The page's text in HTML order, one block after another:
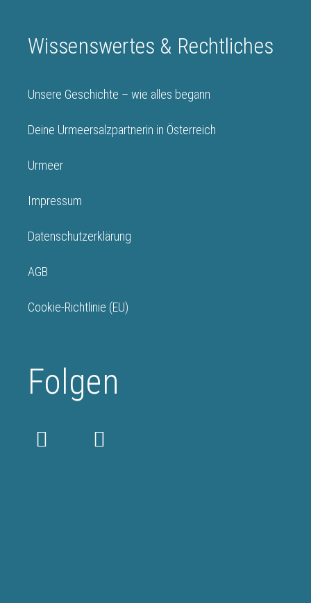
Wissenswertes & Rechtliches
Unsere Geschichte – wie alles begann
Deine Urmeersalzpartnerin in Österreich
Urmeer
Impressum
Datenschutzerklärung
AGB
Cookie-Richtlinie (EU)
Folgen